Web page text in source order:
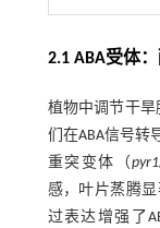
2.1 ABA受体
植物中调节干旱
们在ABA信号转
重突变体（pyr1
感，叶片蒸腾显
过表达增强了